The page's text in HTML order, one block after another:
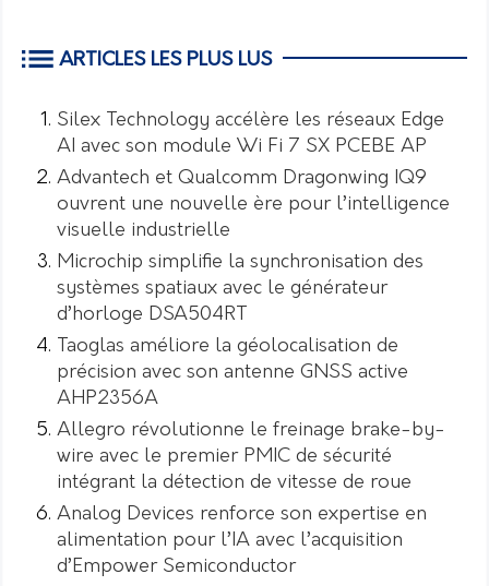
ARTICLES LES PLUS LUS
Silex Technology accélère les réseaux Edge
AI avec son module Wi Fi 7 SX PCEBE AP
Advantech et Qualcomm Dragonwing IQ9
ouvrent une nouvelle ère pour l’intelligence
visuelle industrielle
Microchip simplifie la synchronisation des
systèmes spatiaux avec le générateur
d’horloge DSA504RT
Taoglas améliore la géolocalisation de
précision avec son antenne GNSS active
AHP2356A
Allegro révolutionne le freinage brake-by-
wire avec le premier PMIC de sécurité
intégrant la détection de vitesse de roue
Analog Devices renforce son expertise en
alimentation pour l’IA avec l’acquisition
d’Empower Semiconductor